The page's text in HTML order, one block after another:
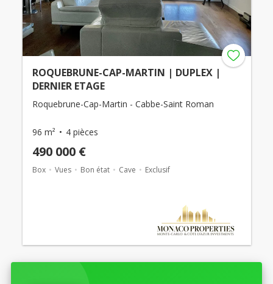
ROQUEBRUNE-CAP-MARTIN | DUPLEX |
DERNIER ETAGE
Roquebrune-Cap-Martin - Cabbe-Saint Roman
96 m² 4 pièces
490 000 €
Box Vues Bon état Cave Exclusif